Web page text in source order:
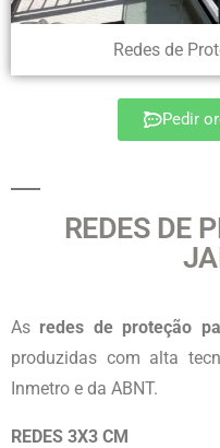
Redes de
Pedir
REDES DE
As redes de proteção
produzidas com alta
Inmetro e da ABNT.
REDES 3X3 CM